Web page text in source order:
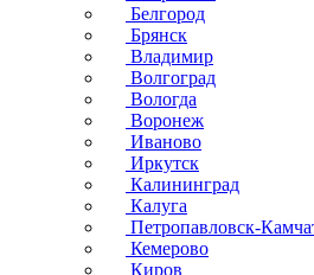
Белгород
Брянск
Владимир
Волгоград
Вологда
Воронеж
Иваново
Иркутск
Калининград
Калуга
Петропавловск-
Кемерово
Киров